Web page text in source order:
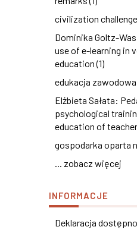
civilization
Dominika Goltz-
use of e-learning in
education (1)
edukacja zawodowa
Elżbieta Sałata:
psychological
education of
gospodarka oparta
... zobacz więcej
INFORMACJE
Deklaracja